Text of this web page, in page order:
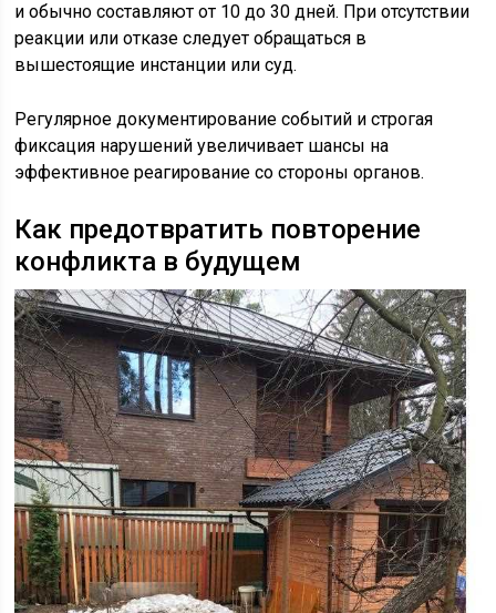
и обычно составляют от 10 до 30 дней. При отсутствии
реакции или отказе следует обращаться в
вышестоящие инстанции или суд.
Регулярное документирование событий и строгая
фиксация нарушений увеличивает шансы на
эффективное реагирование со стороны органов.
Как предотвратить повторение
конфликта в будущем